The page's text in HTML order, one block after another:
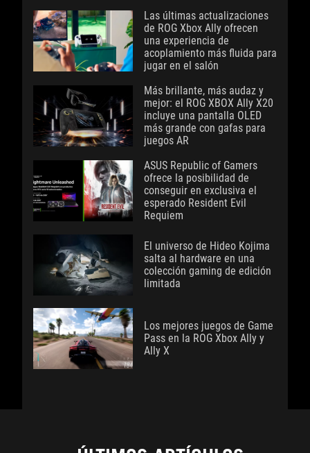
Las últimas actualizaciones
de ROG Xbox Ally ofrecen
una experiencia de
acoplamiento más fluida para
jugar en el salón
Más brillante, más audaz y
mejor: el ROG XBOX Ally X20
incluye una pantalla OLED
más grande con gafas para
juegos AR
ASUS Republic of Gamers
ofrece la posibilidad de
conseguir en exclusiva el
esperado Resident Evil
Requiem
El universo de Hideo Kojima
salta al hardware en una
colección gaming de edición
limitada
Los mejores juegos de Game
Pass en la ROG Xbox Ally y
Ally X